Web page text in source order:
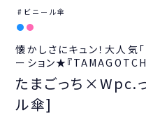
ビニール傘
懐かしさにキュン！大人気
ーション★『
たまごっち×Wpc.
ル傘]